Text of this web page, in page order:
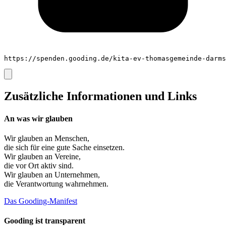
https://spenden.gooding.de/kita-ev-thomasgemeinde-
Zusätzliche Informationen und Links
An was wir glauben
Wir glauben an Menschen,
die sich für eine gute Sache einsetzen.
Wir glauben an Vereine,
die vor Ort aktiv sind.
Wir glauben an Unternehmen,
die Verantwortung wahrnehmen.
Das Gooding-Manifest
Gooding ist transparent